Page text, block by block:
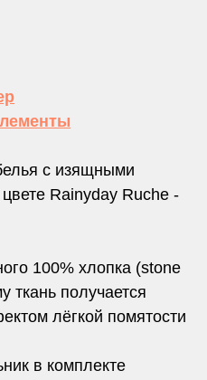
с изящными
Rainyday Ruche -
100% хлопка (stone
ткань получается
лёгкой помятости
в комплекте